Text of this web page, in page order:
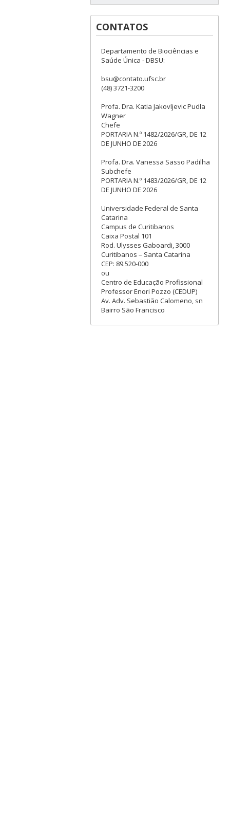
CONTATOS
Departamento de Biociências e
Saúde Única - DBSU:
bsu@contato.ufsc.br
(48) 3721-3200
Profa. Dra. Katia Jakovljevic Pudla
Wagner
Chefe
PORTARIA N.º 1482/2026/GR, DE 12
DE JUNHO DE 2026
Profa. Dra. Vanessa Sasso Padilha
Subchefe
PORTARIA N.º 1483/2026/GR, DE 12
DE JUNHO DE 2026
Universidade Federal de Santa
Catarina
Campus de Curitibanos
Caixa Postal 101
Rod. Ulysses Gaboardi, 3000
Curitibanos – Santa Catarina
CEP: 89.520-000
ou
Centro de Educação Profissional
Professor Enori Pozzo (CEDUP)
Av. Adv. Sebastião Calomeno, sn
Bairro São Francisco